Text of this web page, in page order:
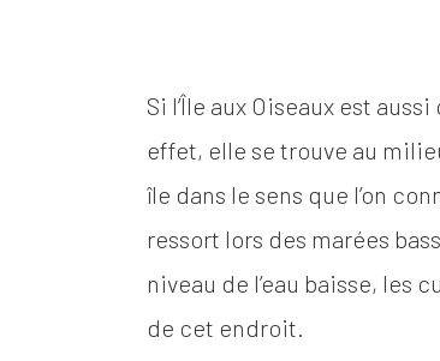
Si l’Île aux Oiseaux est
effet, elle se trouve au
île dans le sens que l’on
ressort lors des marées
niveau de l’eau baisse, les
de cet endroit.